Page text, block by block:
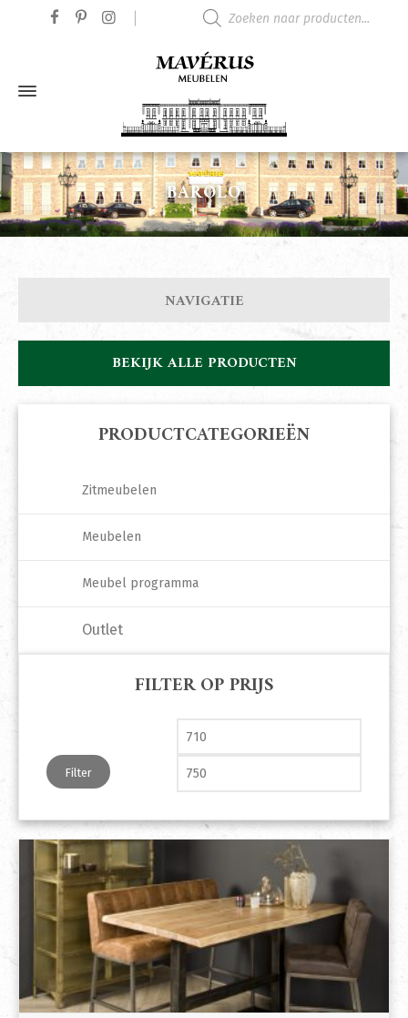
BAROLO
NAVIGATIE
BEKIJK ALLE PRODUCTEN
PRODUCTCATEGORIEËN
Zitmeubelen
Meubelen
Meubel programma
Outlet
FILTER OP PRIJS
Min. prijs
Filter